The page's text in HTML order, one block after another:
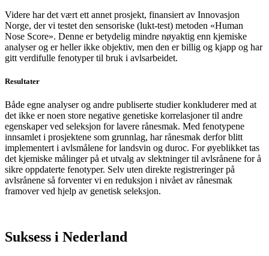
Videre har det vært ett annet prosjekt, finansiert av Innovasjon
Norge, der vi testet den sensoriske (lukt-test) metoden «Human
Nose Score». Denne er betydelig mindre nøyaktig enn kjemiske
analyser og er heller ikke objektiv, men den er billig og kjapp og har
gitt verdifulle fenotyper til bruk i avlsarbeidet.
Resultater
Både egne analyser og andre publiserte studier konkluderer med at
det ikke er noen store negative genetiske korrelasjoner til andre
egenskaper ved seleksjon for lavere rånesmak. Med fenotypene
innsamlet i prosjektene som grunnlag, har rånesmak derfor blitt
implementert i avlsmålene for landsvin og duroc. For øyeblikket tas
det kjemiske målinger på et utvalg av slektninger til avlsrånene for å
sikre oppdaterte fenotyper. Selv uten direkte registreringer på
avlsrånene så forventer vi en reduksjon i nivået av rånesmak
framover ved hjelp av genetisk seleksjon.
Suksess i Nederland